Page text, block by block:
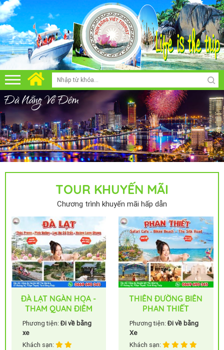
TOUR KHUYẾN MÃI
Chương trình khuyến mãi hấp dẫn
THIÊN ĐƯỜNG BIỂN
PHAN THIẾT
Phương tiện:Đi về bằng
Khách sạn:
VŨNG TÀU BIỂN
Phương tiện:Đi Về Bằng
Khách sạn: